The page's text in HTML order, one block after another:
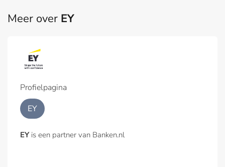
Meer over EY
Profielpagina
EY
EYis een partner van Banken.nl